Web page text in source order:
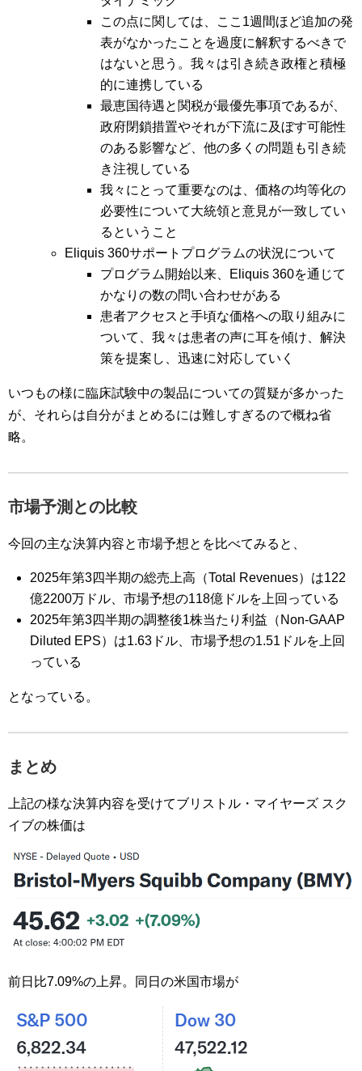
この点に関しては、ここ1週間ほど追加の発
表がなかったことを過度に解釈するべきで
はないと思う。我々は引き続き政権と積極
的に連携している
最恵国待遇と関税が最優先事項であるが、
政府閉鎖措置やそれが下流に及ぼす可能性
のある影響など、他の多くの問題も引き続
き注視している
我々にとって重要なのは、価格の均等化の
必要性について大統領と意見が一致してい
るということ
Eliquis 360サポートプログラムの状況について
プログラム開始以来、Eliquis 360を通じて
かなりの数の問い合わせがある
患者アクセスと手頃な価格への取り組みに
ついて、我々は患者の声に耳を傾け、解決
策を提案し、迅速に対応していく
いつもの様に臨床試験中の製品についての質疑が多かった
が、それらは自分がまとめるには難しすぎるので概ね省
略。
市場予測との比較
今回の主な決算内容と市場予想とを比べてみると、
2025年第3四半期の総売上高（Total Revenues）は122
億2200万ドル、市場予想の118億ドルを上回っている
2025年第3四半期の調整後1株当たり利益（Non-GAAP
Diluted EPS）は1.63ドル、市場予想の1.51ドルを上回
っている
となっている。
まとめ
上記の様な決算内容を受けてブリストル・マイヤーズ スク
イブの株価は
前日比7.09%の上昇。同日の米国市場が